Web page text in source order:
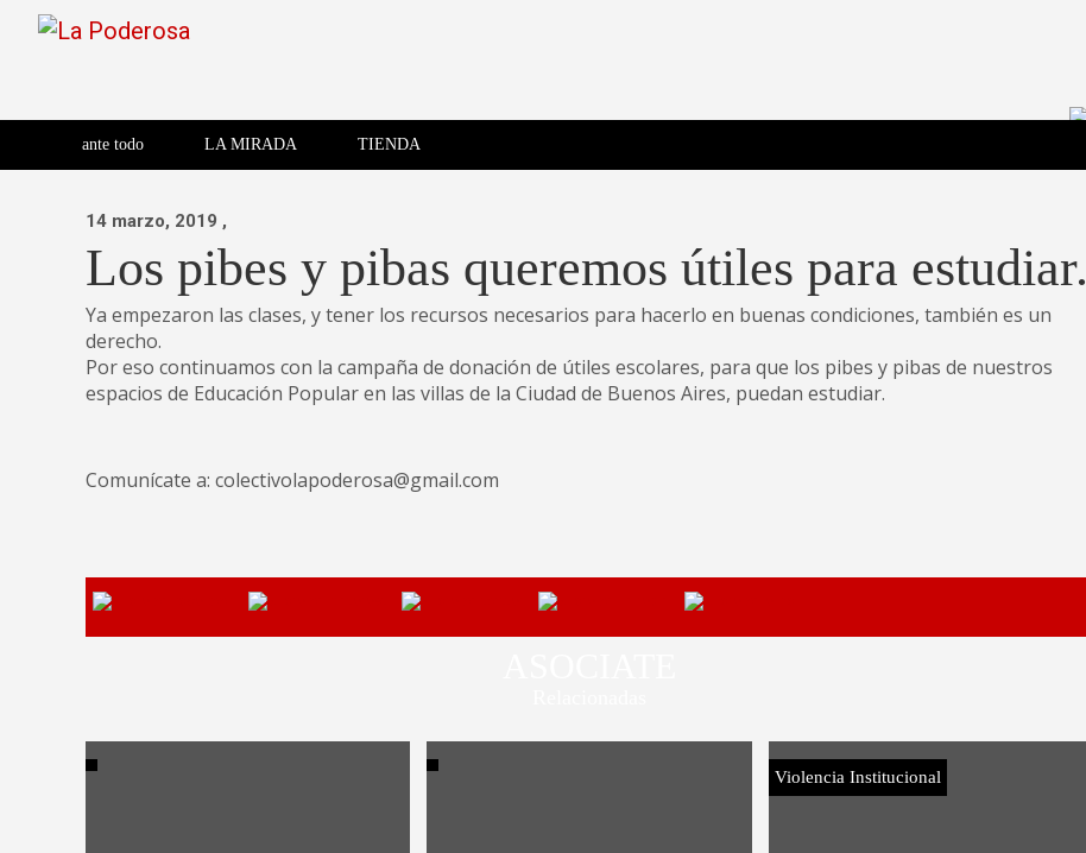
Saltar
La Poderosa
brazo literario del movimiento
La Poderosa
Revista de cultura villera, brazo literario del movimiento La Poderosa.
ante todo LA MIRADA TIENDA
14 marzo, 2019 ,
Los pibes y pibas queremos útiles para estudiar.
Ya empezaron las clases, y tener los recursos necesarios para hacerlo en buenas condiciones, también es un
derecho.
Por eso continuamos con la campaña de donación de útiles escolares, para que los pibes y pibas de nuestros
espacios de Educación Popular en las villas de la Ciudad de Buenos Aires, puedan estudiar.
Comunícate a: colectivolapoderosa@gmail.com
Violencia Institucional